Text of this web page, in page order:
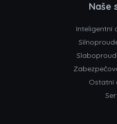
Naše
Inteligentní
Ostatní